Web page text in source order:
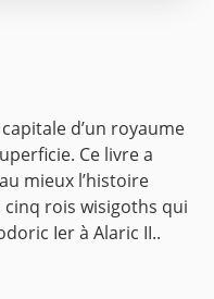
d’un royaume
Ce livre a
mieux l’histoire
rois wisigoths qui
Ier à Alaric II..